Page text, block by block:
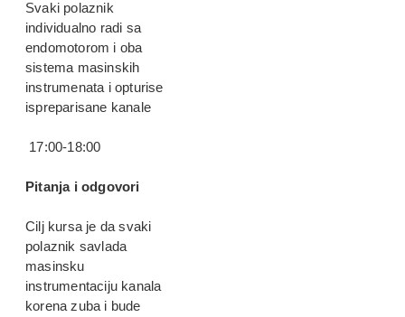
Svaki polaznik
individualno radi sa
endomotorom i oba
sistema masinskih
instrumenata i opturise
ispreparisane kanale
17:00-18:00
Pitanja i odgovori
Cilj kursa je da svaki
polaznik savlada
masinsku
instrumentaciju kanala
korena zuba i bude